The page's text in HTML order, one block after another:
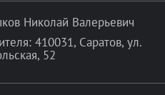
Николай Валерьевич
410031, Саратов, ул.
52